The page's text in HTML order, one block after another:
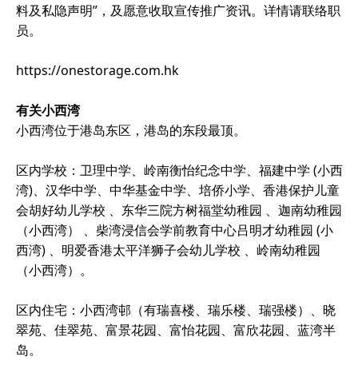
料及私隐声明”，及愿意收取宣传推广资讯。详情请联络职
员。
https://onestorage.com.hk
有关小西湾
小西湾位于港岛东区，港岛的东段最顶。
区内学校：卫理中学、岭南衡怡纪念中学、福建中学 (小西
湾)、汉华中学、中华基金中学、培侨小学、香港保护儿童
会胡好幼儿学校 、东华三院方树福堂幼稚园 、迦南幼稚园
（小西湾） 、柴湾浸信会学前教育中心吕明才幼稚园 (小
西湾) 、明爱香港太平洋狮子会幼儿学校 、岭南幼稚园
（小西湾）。
区内住宅：小西湾邨（有瑞喜楼、瑞乐楼、瑞强楼）、晓
翠苑、佳翠苑、富景花园、富怡花园、富欣花园、蓝湾半
岛。